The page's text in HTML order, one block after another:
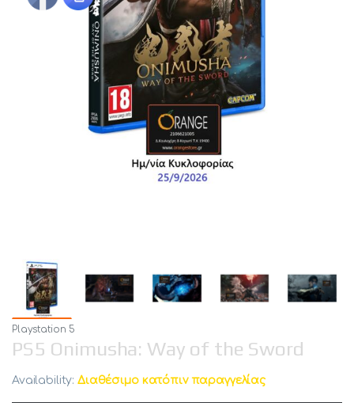
Playstation 5
PS5 Onimusha: Way of the Sword
Availability:Διαθέσιμο κατόπιν παραγγελίας